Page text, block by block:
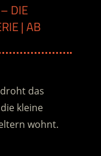
DIE
| AB
das
kleine
wohnt.